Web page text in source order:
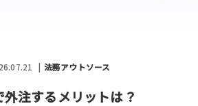
法務アウトソース
注するメリットは？